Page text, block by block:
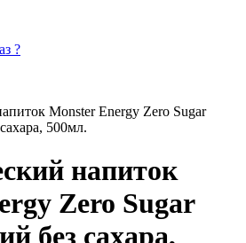
?
Monster Energy Zero Sugar
500мл.
напиток
Zero Sugar
без сахара,